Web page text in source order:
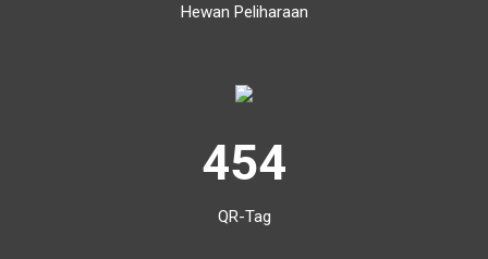
Hewan Peliharaan
454
QR-Tag